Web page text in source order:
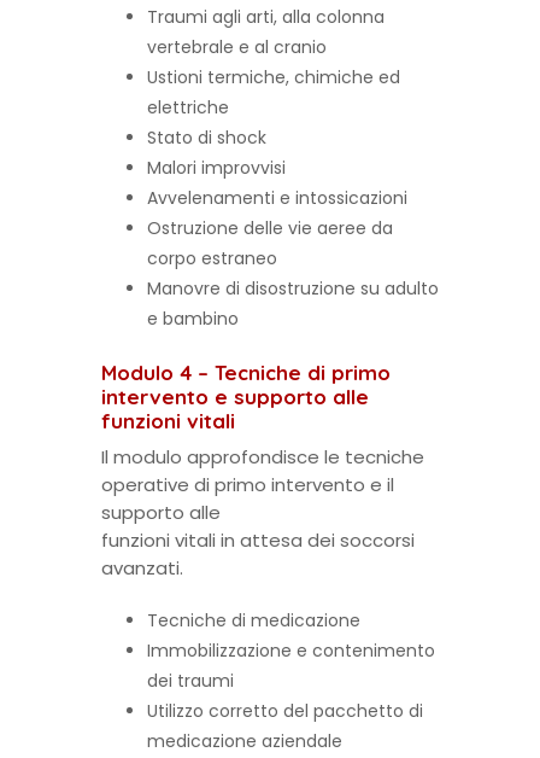
Traumi agli arti, alla colonna
vertebrale e al cranio
Ustioni termiche, chimiche ed
elettriche
Stato di shock
Malori improvvisi
Avvelenamenti e intossicazioni
Ostruzione delle vie aeree da
corpo estraneo
Manovre di disostruzione su adulto
e bambino
Modulo 4 – Tecniche di primo
intervento e supporto alle
funzioni vitali
Il modulo approfondisce le tecniche
operative di primo intervento e il
supporto alle
funzioni vitali in attesa dei soccorsi
avanzati.
Tecniche di medicazione
Immobilizzazione e contenimento
dei traumi
Utilizzo corretto del pacchetto di
medicazione aziendale